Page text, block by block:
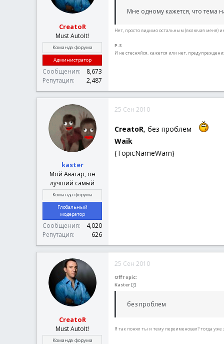
CreatoR
Must AutoIt!
Команда форума
Администратор
Сообщения
8,673
Репутация
2,487
Мне одному кажется, что тема
Нет, просто видимо остальным (включая меня)
P.S
И не стесняйся, кажется или нет,
kaster
Мой Аватар, он
лучший самый
Команда форума
Глобальный
модератор
Сообщения
4,020
Репутация
626
25 Сен 2010
CreatoR, без проблем
Waik
{TopicNameWarn}
CreatoR
Must AutoIt!
Команда форума
25 Сен 2010
OffTopic:
Kaster [?]
без проблем
Я так понял ты и тему переименовал? тогда уже